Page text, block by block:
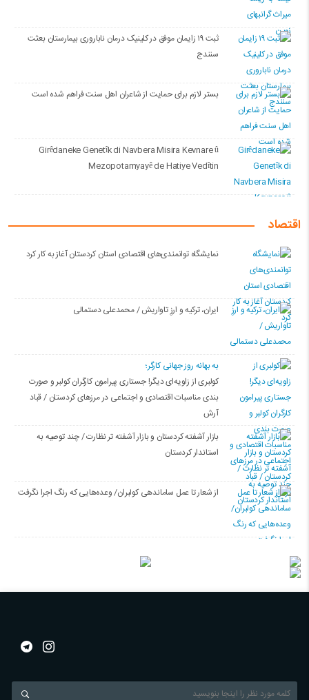
ثبت ۱۹ زایمان موفق در کلینیک درمان ناباروری بیمارستان بعثت
سنندج
بستر لازم برای حمایت از شاعران اهل سنت فراهم شده است
Girêdaneke Genetîk di Navbera Misira Kevnare û
Mezopotamyayê de Hatiye Vedîtin
اقتصاد
نمایشگاه توانمندی‌های اقتصادی استان کردستان آغاز به کار کرد
ایران، ترکیه و ارزِ تاواریش / محمدعلی دستمالی
به بهانه روز جهانی کارگر؛
کولبری از زاویه‌ای دیگر! جستاری پیرامون کارگران کولبر و صورت
بندی مناسبات اقتصادی و اجتماعی در مرزهای کردستان / قباد
آرش
بازار آشفته کردستان و بازار آشفته­ تر نظارت / چند توصیه به
استاندار کردستان
از شعار تا عمل ساماندهی کولبران/ وعده‌هایی که رنگ اجرا نگرفت